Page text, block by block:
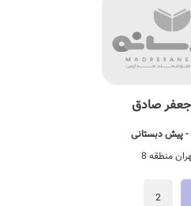
جعفر صادق
- پیش دبستانی
منطقه 8
2